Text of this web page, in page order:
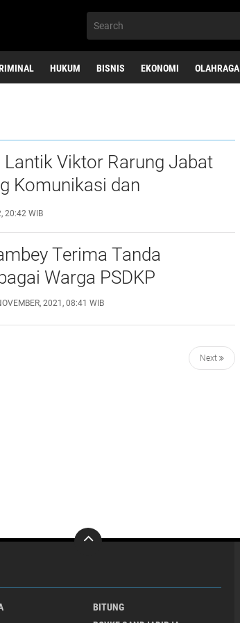
HUKUM BISNIS EKONOMI OLAHRAGA
Lantik Viktor Rarung Jabat
Komunikasi dan
20:42 WIB
Terima Tanda
Warga PSDKP
2021, 08:41 WIB
Next
BITUNG